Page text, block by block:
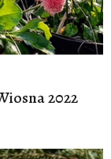
2022